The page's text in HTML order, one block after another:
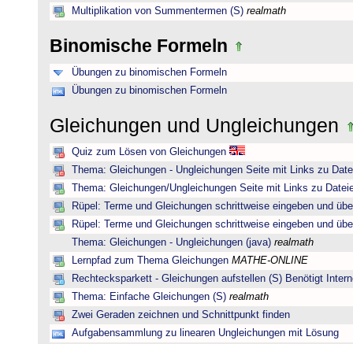
Multiplikation von Summentermen (S) realmath
Binomische Formeln
Übungen zu binomischen Formeln
Übungen zu binomischen Formeln
Gleichungen und Ungleichungen
Quiz zum Lösen von Gleichungen
Thema: Gleichungen - Ungleichungen Seite mit Links zu
Thema: Gleichungen/Ungleichungen Seite mit Links zu
Rüpel: Terme und Gleichungen schrittweise eingeben und
Rüpel: Terme und Gleichungen schrittweise eingeben und
Thema: Gleichungen - Ungleichungen (java) realmath
Lernpfad zum Thema Gleichungen MATHE-ONLINE
Rechtecksparkett - Gleichungen aufstellen (S) Benötigt
Thema: Einfache Gleichungen (S) realmath
Zwei Geraden zeichnen und Schnittpunkt finden
Aufgabensammlung zu linearen Ungleichungen mit Lösung